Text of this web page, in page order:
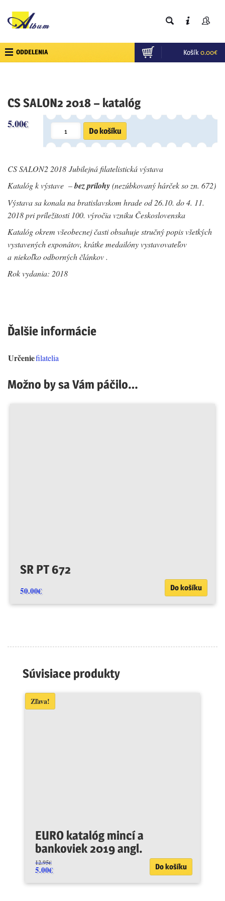
Košík 0.00€
ODDELENIA
CS SALON2 2018 – katalóg
5.00€
množstvo
SALON2
2018
Do košíku
CS SALON2 2018 Jubilejná filatelistická výstava
Katalóg k výstave –bez prílohy(nezúbkovaný hárček so zn. 672)
Výstava sa konala na bratislavskom hrade od 26.10. do 4. 11.
2018 pri príležitosti 100. výročia vzniku Československa
Katalóg okrem všeobecnej časti obsahuje stručný popis všetkých
vystavených exponátov, krátke medailóny vystavovateľov
a niekoľko odborných článkov .
Rok vydania: 2018
Ďalšie informácie
Určeniefilatelia
Možno by sa Vám páčilo…
SR PT 672
50.00€ Do košíku
Súvisiace produkty
Zľava!
EURO katalóg mincí a
bankoviek 2019 angl.
12.95€
5.00€ Do košíku